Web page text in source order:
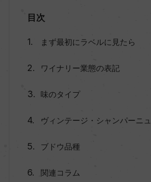
目次
まず最初にラベルに見たら
ワイナリー業態の表記
味のタイプ
ヴィンテージ・シャンパーニュ
ブドウ品種
関連コラム